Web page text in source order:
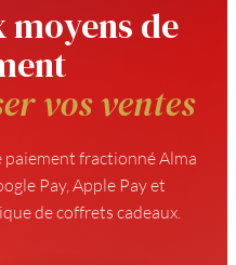
moyens de
vos ventes
paiement fractionné Alma
Pay, Apple Pay et
de coffrets cadeaux.